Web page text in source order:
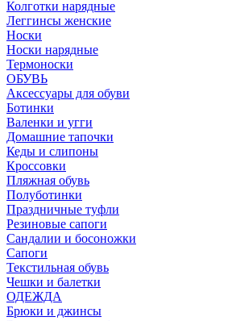
Колготки нарядные
Леггинсы женские
Носки
Носки нарядные
Термоноски
ОБУВЬ
Аксессуары для обуви
Ботинки
Валенки и угги
Домашние тапочки
Кеды и слипоны
Кроссовки
Пляжная обувь
Полуботинки
Праздничные туфли
Резиновые сапоги
Сандалии и босоножки
Сапоги
Текстильная обувь
Чешки и балетки
ОДЕЖДА
Брюки и джинсы